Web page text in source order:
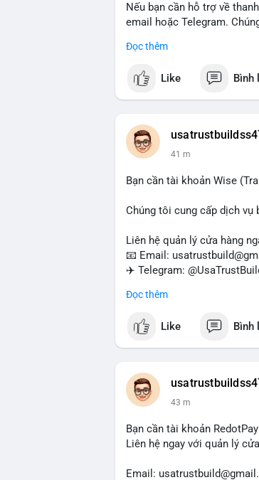
Nếu bạn cần hỗ trợ về
email hoặc Telegram.
Email:
Telegram: @UsaTrustBuild
#thanhtoanonline #venmo
Đọc thêm
Like Bình
41 m
Bạn cần tài khoản Wise
Chúng tôi cung cấp dịch vụ
Liên hệ quản lý cửa hàng
📧 Email:
✈️ Telegram:
#buyverifiedwiseaccounts
Đọc thêm
Like Bình
43 m
Bạn cần tài khoản
Liên hệ ngay với quản lý
Email: